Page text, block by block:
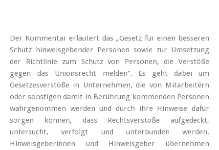
Der Kommentar erläutert das „Gesetz für einen besseren
Schutz hinweisgebender Personen sowie zur Umsetzung
der Richtlinie zum Schutz von Personen, die Verstöße
gegen das Unionsrecht melden“. Es geht dabei um
Gesetzesverstöße in Unternehmen, die von Mitarbeitern
oder sonstigen damit in Berührung kommenden Personen
wahrgenommen werden und durch ihre Hinweise dafür
sorgen können, dass Rechtsverstöße aufgedeckt,
untersucht, verfolgt und unterbunden werden.
Hinweisgeberinnen und Hinweisgeber übernehmen